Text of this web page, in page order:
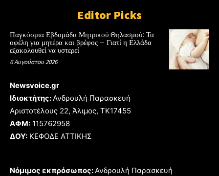
Editor Picks
Παγκόσμια Εβδομάδα Μητρικού Θηλασμού: Τα
οφέλη για μητέρα και βρέφος – Γιατί η Ελλάδα
εξακολουθεί να υστερεί
6 Αυγούστου 2026
Newsvoice.gr
Ιδιοκτήτης: Ανδρουλή Παρασκευή
Αριστοτέλους 22, Άλιμος, TK17455
ΑΦΜ: 115762958
ΔΟΥ: ΚΕΦΟΔΕ ΑΤΤΙΚΗΣ
Νόμιμος εκπρόσωπος: Ανδρουλή Παρασκευή